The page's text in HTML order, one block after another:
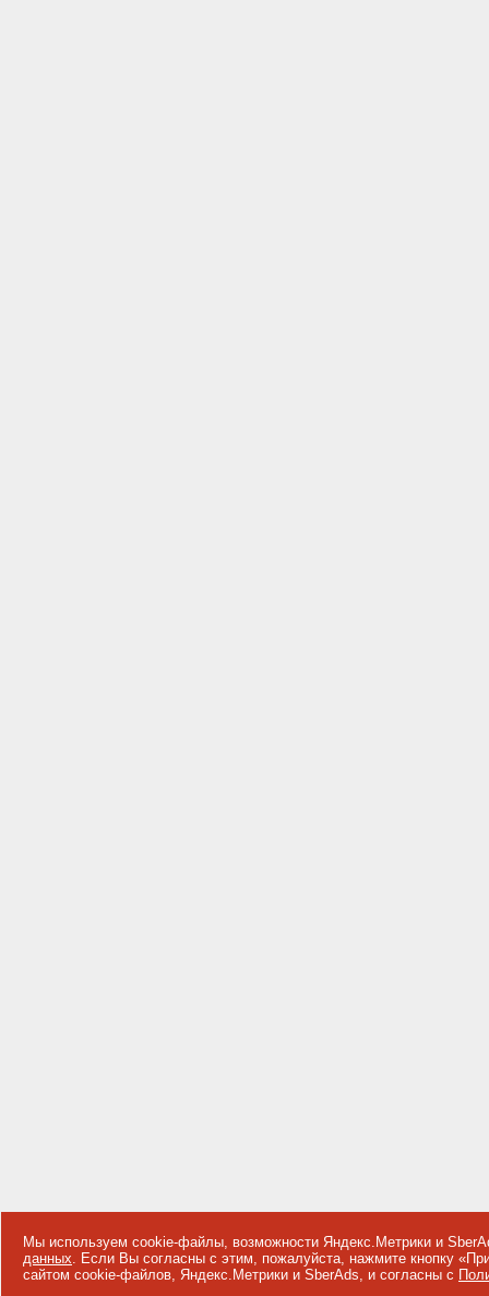
Мы используем cookie-файлы, возможности Яндекс.Метрики и
данных. Если Вы согласны с этим, пожалуйста, нажмите кнопку
сайтом cookie-файлов, Яндекс.Метрики и SberAds, и согласны с